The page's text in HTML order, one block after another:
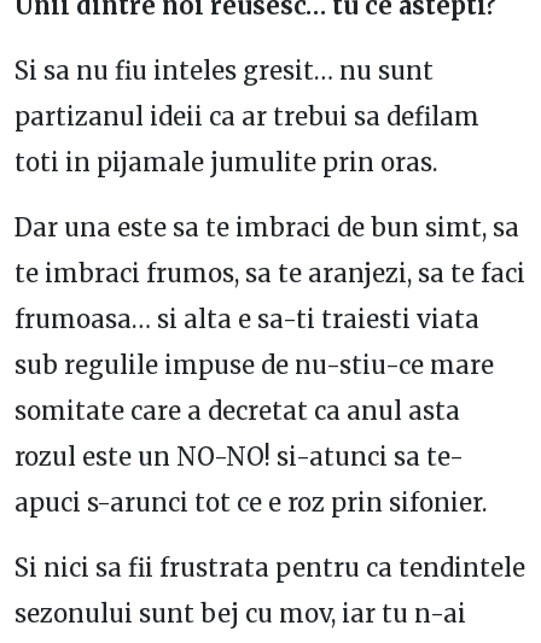
Si sa nu fiu inteles gresit… nu sunt
partizanul ideii ca ar trebui sa defilam
toti in pijamale jumulite prin oras.
Dar una este sa te imbraci de bun simt, sa
te imbraci frumos, sa te aranjezi, sa te faci
frumoasa… si alta e sa-ti traiesti viata
sub regulile impuse de nu-stiu-ce mare
somitate care a decretat ca anul asta
rozul este un NO-NO! si-atunci sa te-
apuci s-arunci tot ce e roz prin sifonier.
Si nici sa fii frustrata pentru ca tendintele
sezonului sunt bej cu mov, iar tu n-ai